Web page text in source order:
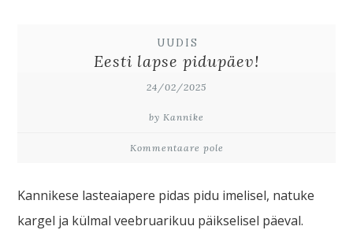
UUDIS
Eesti lapse pidupäev!
24/02/2025
by Kannike
Kommentaare pole
Kannikese lasteaiapere pidas pidu imelisel, natuke
kargel ja külmal veebruarikuu päikselisel päeval.